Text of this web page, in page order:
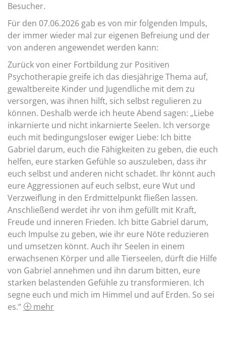
Besucher.
Für den 07.06.2026 gab es von mir folgenden Impuls,
der immer wieder mal zur eigenen Befreiung und der
von anderen angewendet werden kann:
Zurück von einer Fortbildung zur Positiven
Psychotherapie greife ich das diesjährige Thema auf,
gewaltbereite Kinder und Jugendliche mit dem zu
versorgen, was ihnen hilft, sich selbst regulieren zu
können. Deshalb werde ich heute Abend sagen: „Liebe
inkarnierte und nicht inkarnierte Seelen. Ich versorge
euch mit bedingungsloser ewiger Liebe: Ich bitte
Gabriel darum, euch die Fähigkeiten zu geben, die euch
helfen, eure starken Gefühle so auszuleben, dass ihr
euch selbst und anderen nicht schadet. Ihr könnt auch
eure Aggressionen auf euch selbst, eure Wut und
Verzweiflung in den Erdmittelpunkt fließen lassen.
Anschließend werdet ihr von ihm gefüllt mit Kraft,
Freude und inneren Frieden. Ich bitte Gabriel darum,
euch Impulse zu geben, wie ihr eure Nöte reduzieren
und umsetzen könnt. Auch ihr Seelen in einem
erwachsenen Körper und alle Tierseelen, dürft die Hilfe
von Gabriel annehmen und ihn darum bitten, eure
starken belastenden Gefühle zu transformieren. Ich
segne euch und mich im Himmel und auf Erden. So sei
es.“
mehr